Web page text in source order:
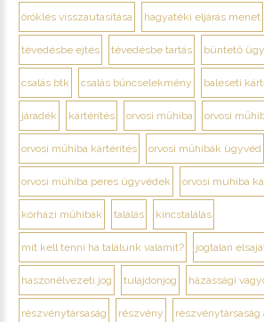
öröklés visszautasítása hagyatéki eljárás menet
tévedésbe ejtés tévedésbe tartás büntető
csalás btk csalás bűncselekmény baleseti
járadék kártérítés orvosi műhiba orvosi
orvosi műhiba kártérítés orvosi műhibák ügyvéd
orvosi műhiba peres ügyvédek orvosi muhiba
kórházi műhibák találás kincstalálás
mit kell tenni ha találunk valamit? jogtalan
haszonélvezeti jog tulajdonjog házassági
részvénytársaság részvény részvénytársaság